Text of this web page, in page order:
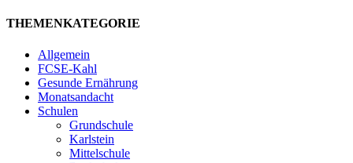
THEMENKATEGORIE
Allgemein
FCSE-Kahl
Gesunde Ernährung
Monatsandacht
Schulen
Grundschule
Karlstein
Mittelschule